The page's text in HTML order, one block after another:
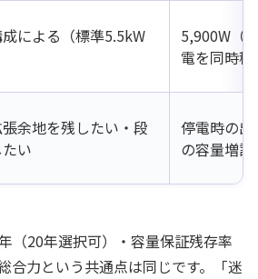
による（標準5.5kW
5,900W（
電を同時
余地を残したい・段
い
停電時の
の容量増
（20年選択可）・容量保証残存率
合力という共通点は同じです。「迷